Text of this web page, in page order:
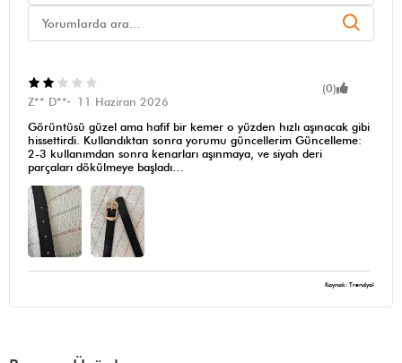
(0)
Z** D**
11 Haziran 2026
Görüntüsü güzel ama hafif bir kemer o yüzden hızlı aşınacak gibi
hissettirdi. Kullandıktan sonra yorumu güncellerim Güncelleme:
2-3 kullanımdan sonra kenarları aşınmaya, ve siyah deri
parçaları dökülmeye başladı…
Kaynak: Trendyol